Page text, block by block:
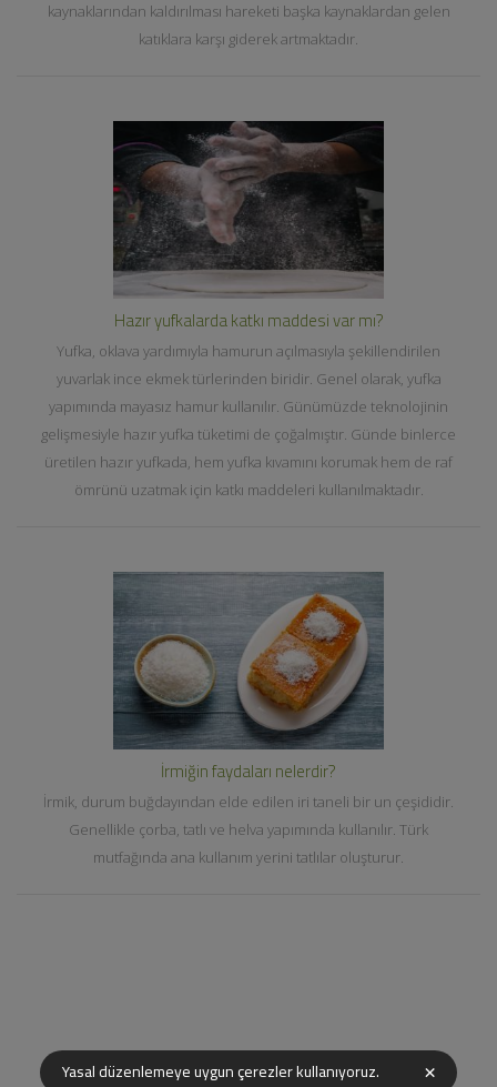
kaynaklarından kaldırılması hareketi başka kaynaklardan gelen
katıklara karşı giderek artmaktadır.
Hazır yufkalarda katkı maddesi var mı?
Yufka, oklava yardımıyla hamurun açılmasıyla şekillendirilen
yuvarlak ince ekmek türlerinden biridir. Genel olarak, yufka
yapımında mayasız hamur kullanılır. Günümüzde teknolojinin
gelişmesiyle hazır yufka tüketimi de çoğalmıştır. Günde binlerce
üretilen hazır yufkada, hem yufka kıvamını korumak hem de raf
ömrünü uzatmak için katkı maddeleri kullanılmaktadır.
İrmiğin faydaları nelerdir?
İrmik, durum buğdayından elde edilen iri taneli bir un çeşididir.
Genellikle çorba, tatlı ve helva yapımında kullanılır. Türk
mutfağında ana kullanım yerini tatlılar oluşturur.
Yasal düzenlemeye uygun çerezler kullanıyoruz. ×